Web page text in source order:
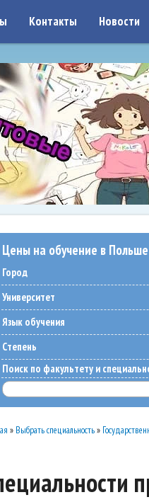
Контакты Новости
Цены на обучение в Польше
Город
Университет
Язык обучения
Cтепень
Поиск по факультету и
» Выбрать специальность»